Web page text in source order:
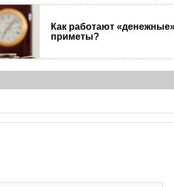
Как работают
приметы?